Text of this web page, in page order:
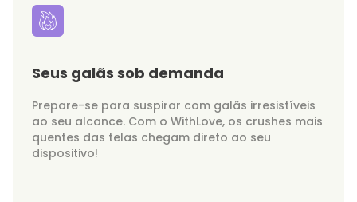
Seus galãs sob demanda
Prepare-se para suspirar com galãs irresistíveis
ao seu alcance. Com o WithLove, os crushes mais
quentes das telas chegam direto ao seu
dispositivo!